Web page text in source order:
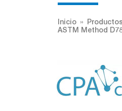
Inicio
ASTM Method